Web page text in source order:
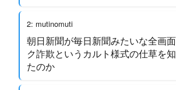
2: mutinomuti
朝日新聞が毎日新聞みたいな全画
ク詐欺というカルト様式の仕草を
たのか